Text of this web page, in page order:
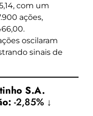
com um
ações,
oscilaram
sinais de
S.A.
-2,85% ↓